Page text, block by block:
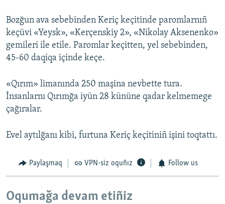
Bozğun ava sebebinden Keriç keçitinde paromlarnıñ
keçüvi «Yeysk», «Kerçenskiy 2», «Nikolay Aksenenko»
gemileri ile etile. Paromlar keçitten, yel sebebinden,
45-60 daqiqa içinde keçe.
«Qırım» limanında 250 maşina nevbette tura.
İnsanlarnı Qırımğa iyün 28 kününe qadar kelmemege
çağıralar.
Evel aytılğanı kibi, furtuna Keriç keçitiniñ işini toqtattı.
Paylaşmaq VPN-siz oquñız Follow us
Oqumağa devam etiñiz